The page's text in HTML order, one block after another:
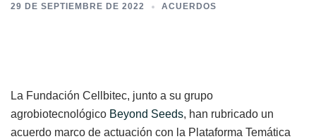
29 DE SEPTIEMBRE DE 2022 ACUERDOS
La Fundación Cellbitec, junto a su grupo
agrobiotecnológico Beyond Seeds, han rubricado un
acuerdo marco de actuación con la Plataforma Temática